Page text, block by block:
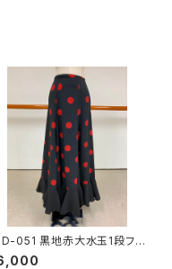
051 黒地赤大水玉1段フリ
カート